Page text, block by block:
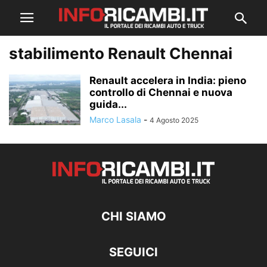
stabilimento Renault Chennai
Renault accelera in India: pieno
controllo di Chennai e nuova
guida...
Marco Lasala - 4 Agosto 2025
CHI SIAMO
SEGUICI